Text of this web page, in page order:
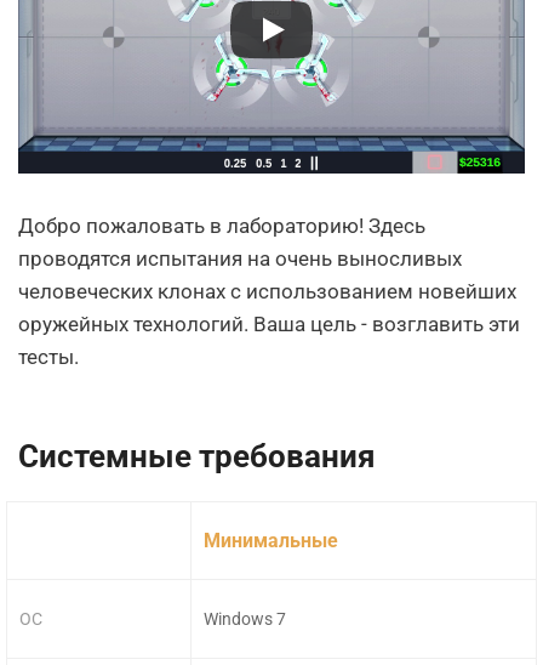
Добро пожаловать в лабораторию! Здесь
проводятся испытания на очень выносливых
человеческих клонах с использованием новейших
оружейных технологий. Ваша цель - возглавить эти
тесты.
Системные требования
ОС
Минимальные
Windows 7